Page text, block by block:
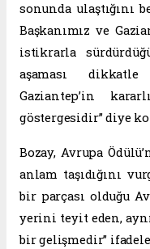
sonunda ulaştığını
Başkanımız ve
istikrarla
aşaması
Gaziantep’in
göstergesidir” diye
Bozay, Avrupa
anlam taşıdığını
bir parçası olduğu
yerini teyit eden,
bir gelişmedir”